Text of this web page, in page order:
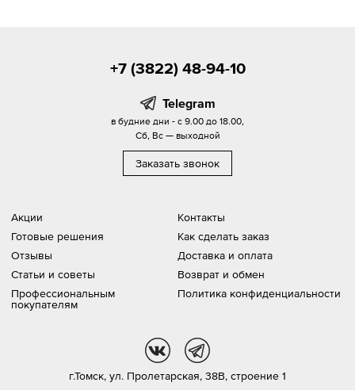
Акции
Готовые решения
Отзывы
Статьи и советы
Профессиональным
покупателям
Контакты
Как сделать заказ
Доставка и оплата
Возврат и обмен
Политика конфиденциальности
+7 (3822) 48-94-10
Telegram
в будние дни - с 9.00 до 18.00,
Сб, Вс — выходной
Заказать звонок
г.Томск, ул. Пролетарская, 38В, строение 1